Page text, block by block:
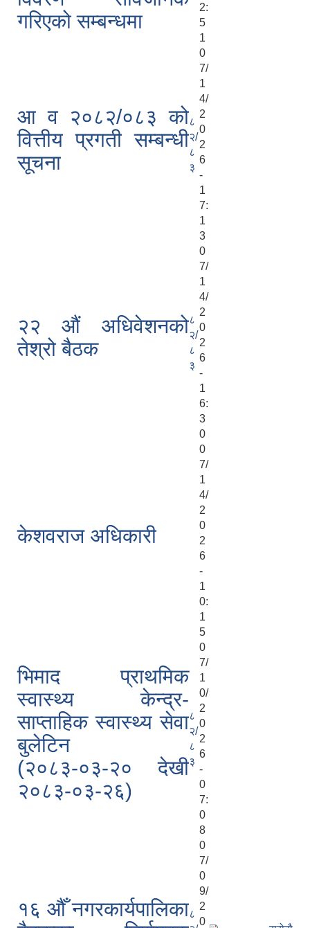
गरिएको सम्बन्धमा
2:
5
1
आ व २०८२/०८३ को
वित्तीय प्रगती सम्बन्धी
सूचना
८
२/
८
३
0
7/
1
4/
2
0
2
6
-
1
7:
1
3
२२ औं अधिवेशनको
तेश्रो बैठक
८
२/
८
३
0
7/
1
4/
2
0
2
6
-
1
6:
3
0
केशवराज अधिकारी
0
7/
1
4/
2
0
2
6
-
1
0:
1
5
भिमाद प्राथमिक
स्वास्थ्य केन्द्र-
साप्ताहिक स्वास्थ्य सेवा
बुलेटिन
(२०८३-०३-२० देखी
२०८३-०३-२६)
८
२/
८
३
0
7/
1
0/
2
0
2
6
-
0
7:
0
8
१६ औँ नगरकार्यपालिका८
0
7/
0
9/
2
0